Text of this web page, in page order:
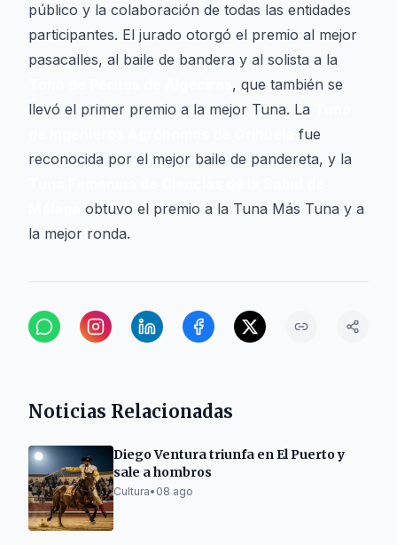
público y la colaboración de todas las entidades
participantes. El jurado otorgó el premio al mejor
pasacalles, al baile de bandera y al solista a la
, que también se
llevó el primer premio a la mejor Tuna. La
fue
reconocida por el mejor baile de pandereta, y la
obtuvo el premio a la Tuna Más Tuna y a
la mejor ronda.
Noticias Relacionadas
Diego Ventura triunfa en El Puerto y
sale a hombros
Cultura• 08 ago